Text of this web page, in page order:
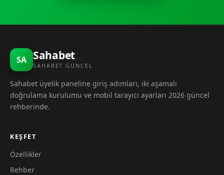
SA Sahabet
SAHABET GÜNCEL
Sahabet üyelik paneline giriş adımları, iki aşamalı
doğrulama kurulumu ve mobil tarayıcı ayarları 2026 güncel
rehberinde.
KEŞFET
Özellikler
Rehber